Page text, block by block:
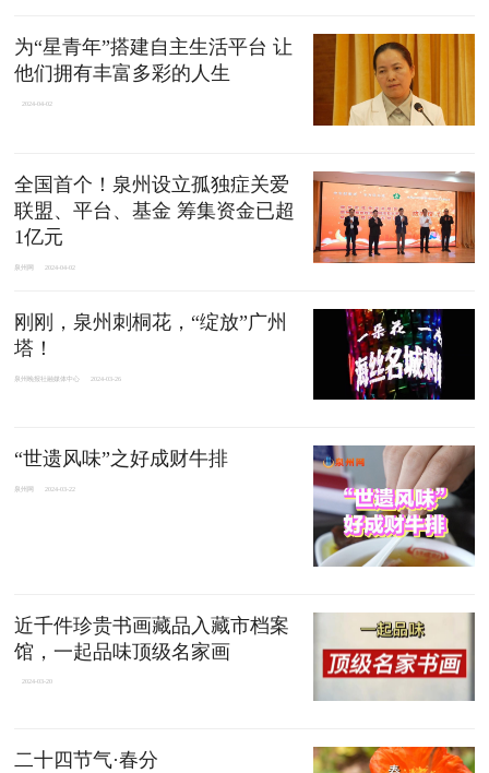
为“星青年”搭建自主生活平台 让
他们拥有丰富多彩的人生
2024-04-02
全国首个！泉州设立孤独症关爱
联盟、平台、基金 筹集资金已超
1亿元
泉州网 2024-04-02
刚刚，泉州刺桐花，“绽放”广州
塔！
泉州晚报社融媒体中心 2024-03-26
“世遗风味”之好成财牛排
泉州网 2024-03-22
近千件珍贵书画藏品入藏市档案
馆，一起品味顶级名家画
2024-03-20
二十四节气·春分